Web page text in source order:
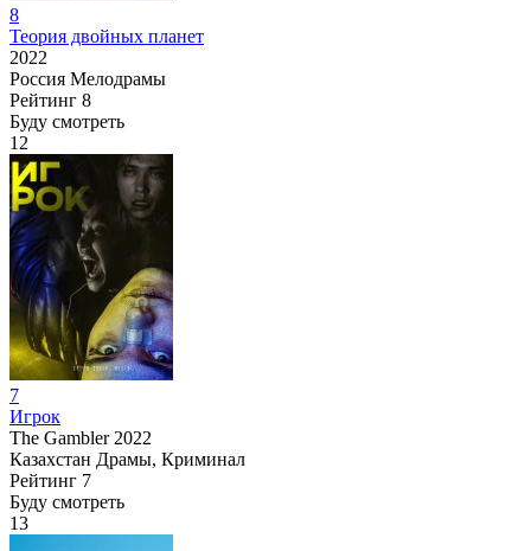
8
Теория двойных планет
2022
Россия Мелодрамы
Рейтинг 8
Буду смотреть
12
7
Игрок
The Gambler 2022
Казахстан Драмы, Криминал
Рейтинг 7
Буду смотреть
13